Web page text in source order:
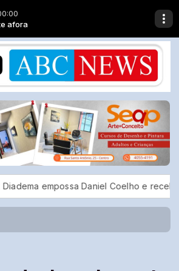
SILVA 3
Daniel Coelho e recebe